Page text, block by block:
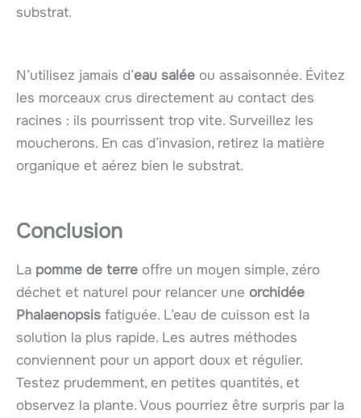
substrat.
N’utilisez jamais d’eau salée ou assaisonnée. Évitez
les morceaux crus directement au contact des
racines : ils pourrissent trop vite. Surveillez les
moucherons. En cas d’invasion, retirez la matière
organique et aérez bien le substrat.
Conclusion
La pomme de terre offre un moyen simple, zéro
déchet et naturel pour relancer une orchidée
Phalaenopsis fatiguée. L’eau de cuisson est la
solution la plus rapide. Les autres méthodes
conviennent pour un apport doux et régulier.
Testez prudemment, en petites quantités, et
observez la plante. Vous pourriez être surpris par la